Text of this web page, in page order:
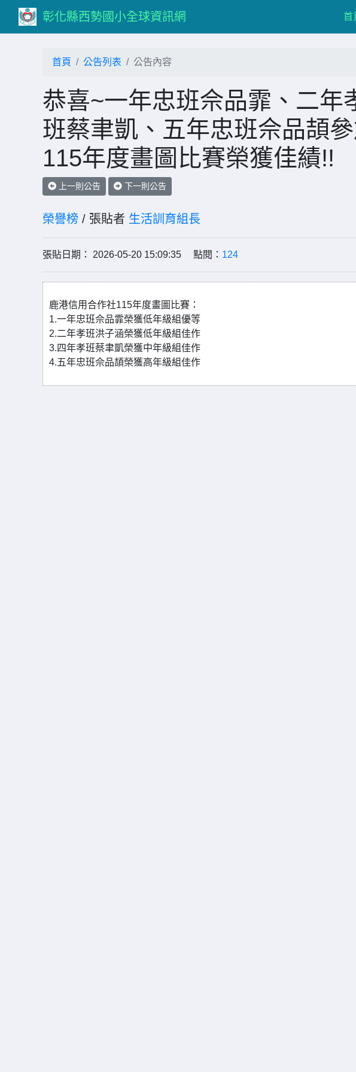
彰化縣西勢國小全球資訊網 首
首頁 公告列表 公告內容
恭喜~一年忠班佘品霏、二年
班蔡聿凱、五年忠班佘品頡
115年度畫圖比賽榮獲佳績!!
上一則公告 下一則公告
榮譽榜 / 張貼者 生活訓育組長
張貼日期： 2026-05-20 15:09:35 點閱： 124
鹿港信用合作社115年度畫圖比賽：
1.一年忠班佘品霏榮獲低年級組優等
2.二年孝班洪子涵榮獲低年級組佳作
3.四年孝班蔡聿凱榮獲中年級組佳作
4.五年忠班佘品頡榮獲高年級組佳作